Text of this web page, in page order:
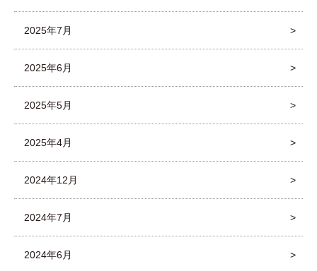
2025年7月
2025年6月
2025年5月
2025年4月
2024年12月
2024年7月
2024年6月